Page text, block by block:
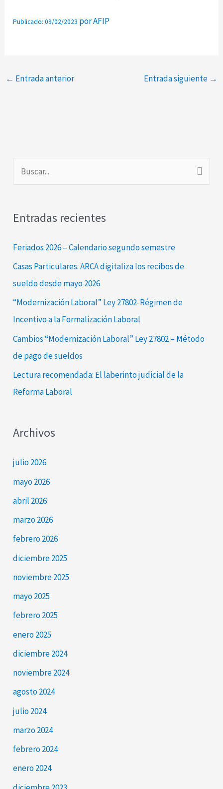
Publicado: 09/02/2023 por AFIP
← Entrada anterior Entrada siguiente →
c
a
Entradas recientes
Feriados 2026 – Calendario segundo semestre
Casas Particulares. ARCA digitaliza los recibos de
sueldo desde mayo 2026
“Modernización Laboral” Ley 27802-Régimen de
Incentivo a la Formalización Laboral
Cambios “Modernización Laboral” Ley 27802 – Método
de pago de sueldos
Lectura recomendada: El laberinto judicial de la
Reforma Laboral
Archivos
julio 2026
mayo 2026
abril 2026
marzo 2026
febrero 2026
diciembre 2025
noviembre 2025
mayo 2025
febrero 2025
enero 2025
diciembre 2024
noviembre 2024
agosto 2024
julio 2024
marzo 2024
febrero 2024
enero 2024